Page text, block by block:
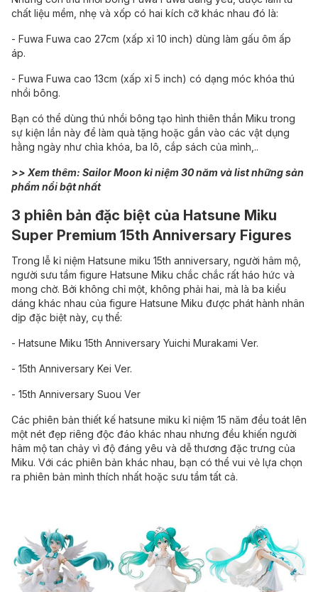
chất liệu mềm, nhẹ và xốp có hai kích cỡ khác nhau đó là:
- Fuwa Fuwa cao 27cm (xấp xỉ 10 inch) dùng làm gấu ôm ấp
áp.
- Fuwa Fuwa cao 13cm (xấp xỉ 5 inch) có dạng móc khóa thú
nhồi bông.
Bạn có thể dùng thú nhồi bông tạo hình thiên thần Miku trong
sự kiện lần này để làm quà tặng hoặc gắn vào các vật dụng
hằng ngày như chìa khóa, ba lô, cắp sách của mình,..
>> Xem thêm: Sailor Moon kỉ niệm 30 năm và list những sản
phẩm nổi bật nhất
3 phiên bản đặc biệt của Hatsune Miku
Super Premium 15th Anniversary Figures
Trong lễ kỉ niệm Hatsune miku 15th anniversary, người hâm mộ,
người sưu tầm figure Hatsune Miku chắc chắc rất háo hức và
mong chờ. Bởi không chỉ một, không phải hai, mà là ba kiểu
dáng khác nhau của figure Hatsune Miku được phát hành nhân
dịp đặc biệt này, cụ thể:
- Hatsune Miku 15th Anniversary Yuichi Murakami Ver.
- 15th Anniversary Kei Ver.
- 15th Anniversary Suou Ver
Các phiên bản thiết kế hatsune miku kỉ niệm 15 năm đều toát lên
một nét đẹp riêng độc đáo khác nhau nhưng đều khiến người
hâm mộ tan chảy vì độ đáng yêu và dễ thương đặc trưng của
Miku. Với các phiên bản khác nhau, bạn có thể vui vẻ lựa chọn
ra phiên bản mình thích nhất hoặc sưu tầm tất cả.